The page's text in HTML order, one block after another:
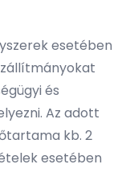
esetében
és
Az adott
kb. 2
esetében